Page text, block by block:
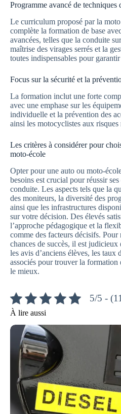
Programme avancé de techniques
Le curriculum proposé par la
complète la formation de base
avancées, telles que la conduite
maîtrise des virages serrés et la
toutes indispensables pour
Focus sur la sécurité et la
La formation inclut une forte
avec une emphase sur les
individuelle et la prévention des
ainsi les motocyclistes aux risques
Les critères à considérer pour
moto-école
Opter pour une auto ou moto-
besoins est crucial pour réussir ses
conduite. Les aspects tels que la
des moniteurs, la diversité des
ainsi que les infrastructures
sur votre décision. Des élevés
l’approche pédagogique et la
comme des facteurs décisifs.
chances de succès, il est judicieux
les avis d’anciens élèves, les taux
associés pour trouver la formation
le mieux.
5/5 -
À lire aussi